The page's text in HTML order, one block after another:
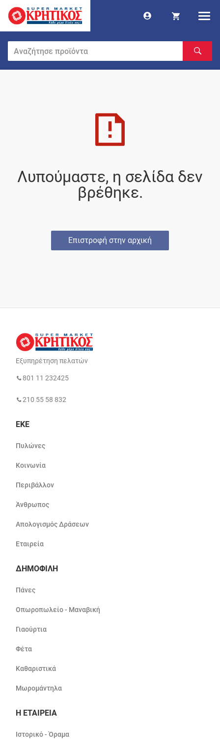
Λυπούμαστε, η σελίδα δεν
βρέθηκε.
Επιστροφή στην αρχική
Εξυπηρέτηση πελατών
801 11 232425
210 55 58 832
ΕΚΕ
Πυλώνες
Κοινωνία
Περιβάλλον
Άνθρωπος
Απολογισμός Δράσεων
Εταιρεία
ΔΗΜΟΦΙΛΗ
Πάνες
Οπωροπωλείο - Μαναβική
Γιαούρτια
Φέτα
Καθαριστικά
Μωρομάντηλα
Η ΕΤΑΙΡΕΙΑ
Ιστορικό - Όραμα